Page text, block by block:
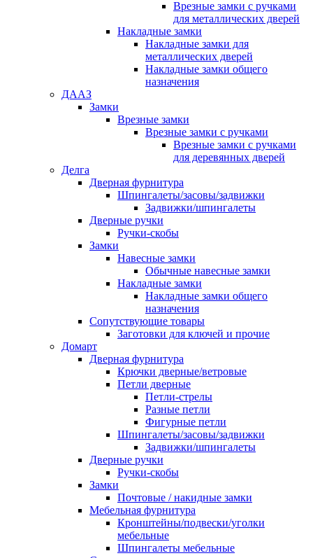
Врезные замки с ручками
для металлических дверей
Накладные замки
Накладные замки для
металлических дверей
Накладные замки общего
назначения
ДААЗ
Замки
Врезные замки
Врезные замки с ручками
Врезные замки с ручками
для деревянных дверей
Делга
Дверная фурнитура
Шпингалеты/засовы/задвижки
Задвижки/шпингалеты
Дверные ручки
Ручки-скобы
Замки
Навесные замки
Обычные навесные замки
Накладные замки
Накладные замки общего
назначения
Сопутствующие товары
Заготовки для ключей и прочие
Домарт
Дверная фурнитура
Крючки дверные/ветровые
Петли дверные
Петли-стрелы
Разные петли
Фигурные петли
Шпингалеты/засовы/задвижки
Задвижки/шпингалеты
Дверные ручки
Ручки-скобы
Замки
Почтовые / накидные замки
Мебельная фурнитура
Кронштейны/подвески/уголки
мебельные
Шпингалеты мебельные